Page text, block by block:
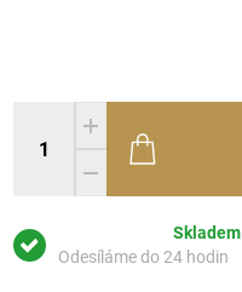
Skladem
Odesíláme do 24 hodin